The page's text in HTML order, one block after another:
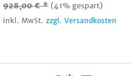
928,00 € * (41% gespart)
inkl. MwSt.zzgl. Versandkosten